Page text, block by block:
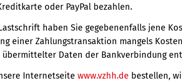
oder PayPal bezahlen.
haben Sie gegebenenfalls jene
einer Zahlungstransaktion mangels
Daten der Bankverbindung
Internetseite www.vzhh.de bestellen,